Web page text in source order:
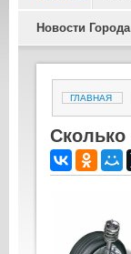
Новости Города
ГЛАВНАЯ
Сколько